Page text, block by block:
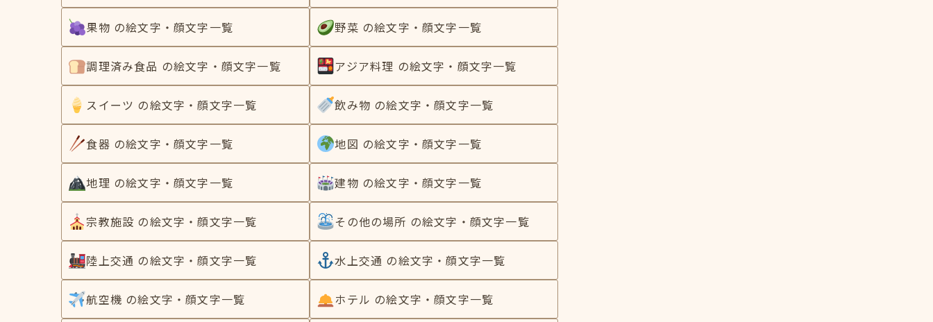
果物 の絵文字・顔文字一覧 野菜 の絵文字・顔文字一覧
調理済み食品 の絵文字・顔文字一覧 アジア料理 の絵文字・顔文字一覧
スイーツ の絵文字・顔文字一覧 飲み物 の絵文字・顔文字一覧
食器 の絵文字・顔文字一覧 地図 の絵文字・顔文字一覧
地理 の絵文字・顔文字一覧 建物 の絵文字・顔文字一覧
宗教施設 の絵文字・顔文字一覧 その他の場所 の絵文字・顔文字一覧
陸上交通 の絵文字・顔文字一覧 水上交通 の絵文字・顔文字一覧
航空機 の絵文字・顔文字一覧 ホテル の絵文字・顔文字一覧